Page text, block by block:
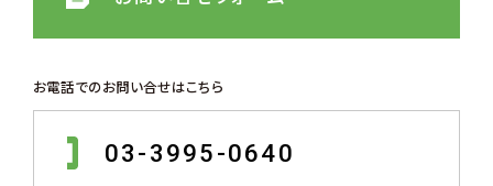
お電話でのお問い合せはこちら
03-3995-0640